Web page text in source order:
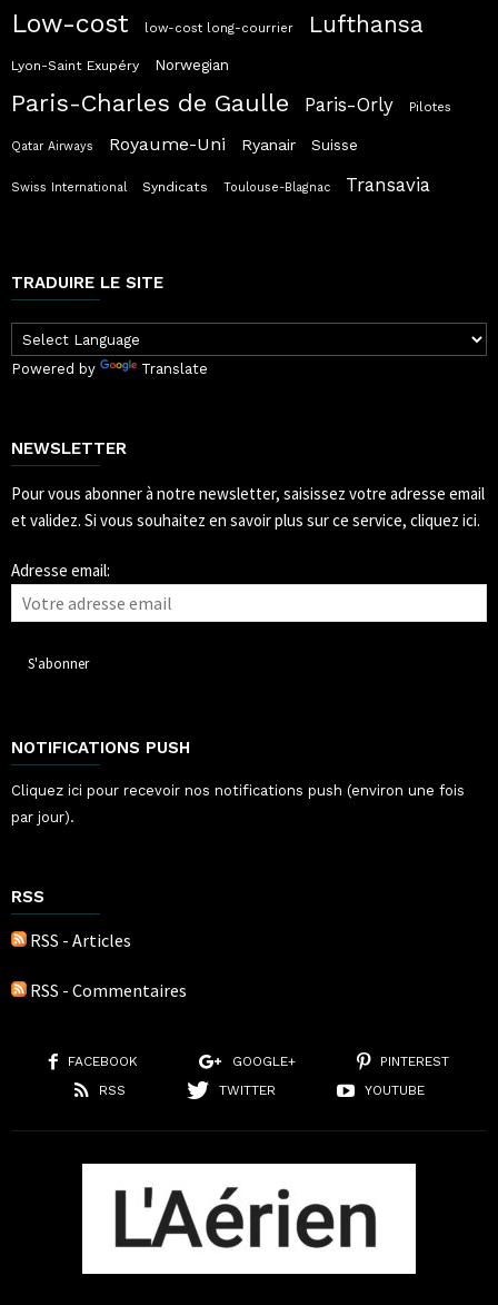
Low-cost low-cost long-courrier Lufthansa
Lyon-Saint Exupéry Norwegian
Paris-Charles de Gaulle Paris-Orly Pilotes
Qatar Airways Royaume-Uni Ryanair Suisse
Swiss International Syndicats Toulouse-Blagnac Transavia
TRADUIRE LE SITE
Powered by Translate
NEWSLETTER
Pour vous abonner à notre newsletter, saisissez votre adresse email
et validez. Si vous souhaitez en savoir plus sur ce service, cliquez ici.
Adresse email:
NOTIFICATIONS PUSH
Cliquez ici pour recevoir nos notifications push (environ une fois
par jour).
RSS
RSS - Articles
RSS - Commentaires
FACEBOOK GOOGLE+
PINTEREST
RSS
TWITTER YOUTUBE